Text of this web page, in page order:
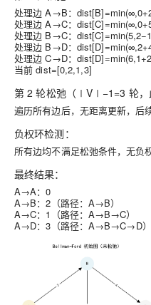
处理边 A→B：
处理边 A→C：
处理边 B→C：
处理边 B→D：
处理边 C→D：
当前 dist=[0,2,1,3]
第 2 轮松弛（∣V∣−1=3 轮，
遍历所有边后，无距离更新，后
负权环检测：
所有边均不满足松弛条件，无负
最终结果：
A→A：0
A→B：2（路径：A→B）
A→C：1（路径：A→B→C）
A→D：3（路径：A→B→C→D）